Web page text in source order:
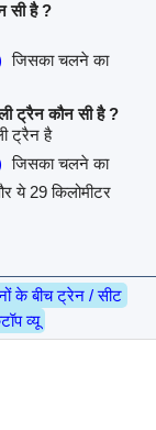
सी है ?
जिसका चलने का
ट्रैन कौन सी है ?
ट्रैन है
जिसका चलने का
ये 29 किलोमीटर
के बीच ट्रेन / सीट
व्यू